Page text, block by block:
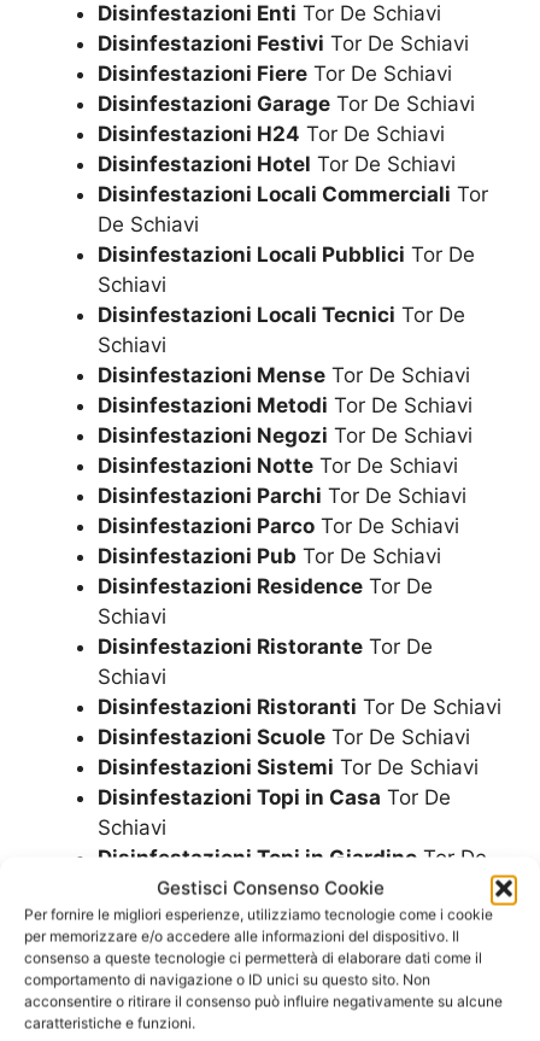
Gestisci Consenso Cookie
Per fornire le migliori esperienze, utilizziamo tecnologie come i cookie
per memorizzare e/o accedere alle informazioni del dispositivo. Il
consenso a queste tecnologie ci permetterà di elaborare dati come il
comportamento di navigazione o ID unici su questo sito. Non
acconsentire o ritirare il consenso può influire negativamente su alcune
caratteristiche e funzioni.
Disinfestazioni Enti Tor De Schiavi
Disinfestazioni Festivi Tor De Schiavi
Disinfestazioni Fiere Tor De Schiavi
Disinfestazioni Garage Tor De Schiavi
Disinfestazioni H24 Tor De Schiavi
Disinfestazioni Hotel Tor De Schiavi
Disinfestazioni Locali Commerciali Tor
De Schiavi
Disinfestazioni Locali Pubblici Tor De
Schiavi
Disinfestazioni Locali Tecnici Tor De
Schiavi
Disinfestazioni Mense Tor De Schiavi
Disinfestazioni Metodi Tor De Schiavi
Disinfestazioni Negozi Tor De Schiavi
Disinfestazioni Notte Tor De Schiavi
Disinfestazioni Parchi Tor De Schiavi
Disinfestazioni Parco Tor De Schiavi
Disinfestazioni Pub Tor De Schiavi
Disinfestazioni Residence Tor De
Schiavi
Disinfestazioni Ristorante Tor De
Schiavi
Disinfestazioni Ristoranti Tor De Schiavi
Disinfestazioni Scuole Tor De Schiavi
Disinfestazioni Sistemi Tor De Schiavi
Disinfestazioni Topi in Casa Tor De
Schiavi
Disinfestazioni Topi in Giardino Tor De
Schiavi
Disinfestazioni UfficiTor De Schiavi
Disinfestazioni UrgenteTor De Schiavi
Disinfestazioni Vani AscensoriTor De
Schiavi